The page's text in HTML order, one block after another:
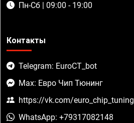
Пн-Сб | 09:00 - 19:00
Контакты
Telegram: EuroCT_bot
Max: Евро Чип Тюнинг
https://vk.com/euro_chip_tuning
WhatsApp: +79317082148